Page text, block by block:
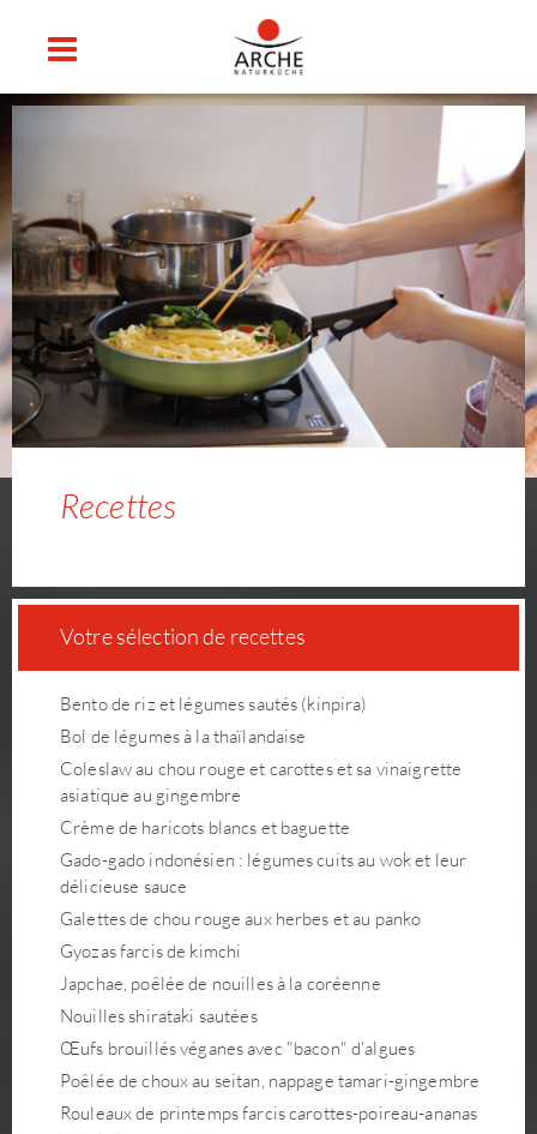
Recettes
Votre sélection de recettes
Bento de riz et légumes sautés (kinpira)
Bol de légumes à la thaïlandaise
Coleslaw au chou rouge et carottes et sa vinaigrette
asiatique au gingembre
Crème de haricots blancs et baguette
Gado-gado indonésien : légumes cuits au wok et leur
délicieuse sauce
Galettes de chou rouge aux herbes et au panko
Gyozas farcis de kimchi
Japchae, poêlée de nouilles à la coréenne
Nouilles shirataki sautées
Œufs brouillés véganes avec "bacon" d'algues
Poêlée de choux au seitan, nappage tamari-gingembre
Rouleaux de printemps farcis carottes-poireau-ananas